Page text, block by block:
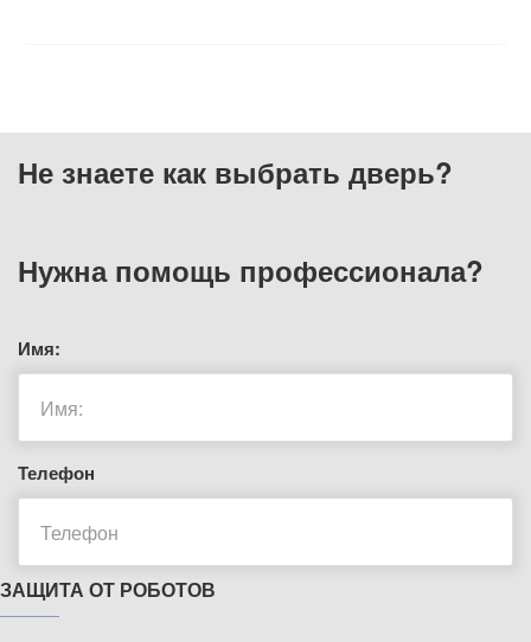
Не знаете как выбрать дверь?
Нужна помощь профессионала?
Имя:
Телефон
ЗАЩИТА ОТ РОБОТОВ